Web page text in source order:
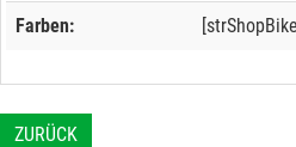
Farben:
ZURÜCK